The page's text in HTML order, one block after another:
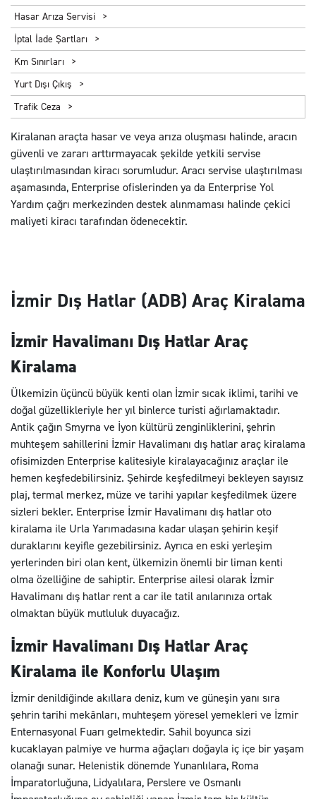
Hasar Arıza Servisi
İptal İade Şartları
Km Sınırları
Yurt Dışı Çıkış
Trafik Ceza
Kiralanan araçta hasar ve veya arıza oluşması halinde, aracın
güvenli ve zararı arttırmayacak şekilde yetkili servise
ulaştırılmasından kiracı sorumludur. Aracı servise ulaştırılması
aşamasında, Enterprise ofislerinden ya da Enterprise Yol
Yardım çağrı merkezinden destek alınmaması halinde çekici
maliyeti kiracı tarafından ödenecektir.
İzmir Dış Hatlar (ADB) Araç Kiralama
İzmir Havalimanı Dış Hatlar Araç
Kiralama
Ülkemizin üçüncü büyük kenti olan İzmir sıcak iklimi, tarihi ve
doğal güzellikleriyle her yıl binlerce turisti ağırlamaktadır.
Antik çağın Smyrna ve İyon kültürü zenginliklerini, şehrin
muhteşem sahillerini İzmir Havalimanı dış hatlar araç kiralama
ofisimizden Enterprise kalitesiyle kiralayacağınız araçlar ile
hemen keşfedebilirsiniz. Şehirde keşfedilmeyi bekleyen sayısız
plaj, termal merkez, müze ve tarihi yapılar keşfedilmek üzere
sizleri bekler. Enterprise İzmir Havalimanı dış hatlar oto
kiralama ile Urla Yarımadasına kadar ulaşan şehirin keşif
duraklarını keyifle gezebilirsiniz. Ayrıca en eski yerleşim
yerlerinden biri olan kent, ülkemizin önemli bir liman kenti
olma özelliğine de sahiptir. Enterprise ailesi olarak İzmir
Havalimanı dış hatlar rent a car ile tatil anılarınıza ortak
olmaktan büyük mutluluk duyacağız.
İzmir Havalimanı Dış Hatlar Araç
Kiralama ile Konforlu Ulaşım
İzmir denildiğinde akıllara deniz, kum ve güneşin yanı sıra
şehrin tarihi mekânları, muhteşem yöresel yemekleri ve İzmir
Enternasyonal Fuarı gelmektedir. Sahil boyunca sizi
kucaklayan palmiye ve hurma ağaçları doğayla iç içe bir yaşam
olanağı sunar. Helenistik dönemde Yunanlılara, Roma
İmparatorluğuna, Lidyalılara, Perslere ve Osmanlı